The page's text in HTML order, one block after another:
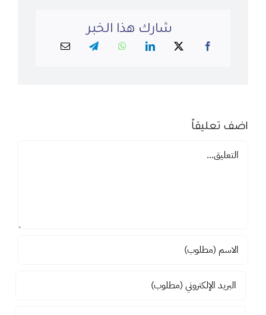
شارك هذا الخبر
اضف تعليقاً